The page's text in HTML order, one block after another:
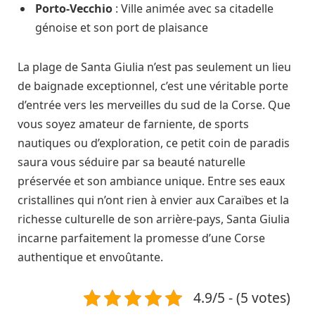
Porto-Vecchio : Ville animée avec sa citadelle
génoise et son port de plaisance
La plage de Santa Giulia n’est pas seulement un lieu
de baignade exceptionnel, c’est une véritable porte
d’entrée vers les merveilles du sud de la Corse. Que
vous soyez amateur de farniente, de sports
nautiques ou d’exploration, ce petit coin de paradis
saura vous séduire par sa beauté naturelle
préservée et son ambiance unique. Entre ses eaux
cristallines qui n’ont rien à envier aux Caraïbes et la
richesse culturelle de son arrière-pays, Santa Giulia
incarne parfaitement la promesse d’une Corse
authentique et envoûtante.
4.9/5 - (5 votes)